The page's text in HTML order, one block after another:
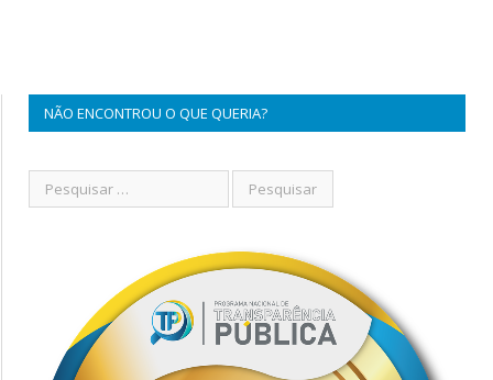
NÃO ENCONTROU O QUE QUERIA?